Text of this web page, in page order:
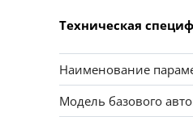
Техническая
Наименование
Модель базового